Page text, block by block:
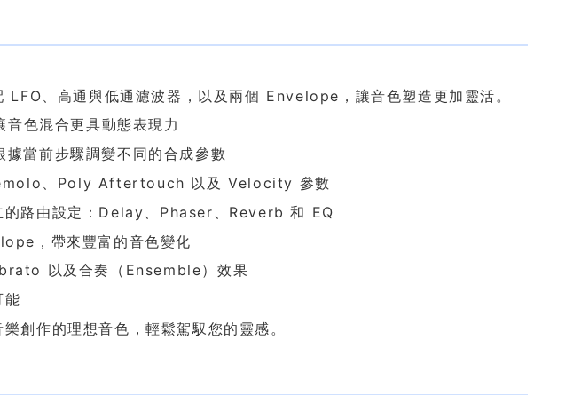
LFO、高通與低通濾波器，以及兩個 Envelope，讓音色塑造更加靈活。
色混合更具動態表現力
當前步驟調變不同的合成參數
、Poly Aftertouch 以及 Velocity 參數
的路由設定：Delay、Phaser、Reverb 和 EQ
，帶來豐富的音色變化
以及合奏（Ensemble）效果
能
創作的理想音色，輕鬆駕馭您的靈感。